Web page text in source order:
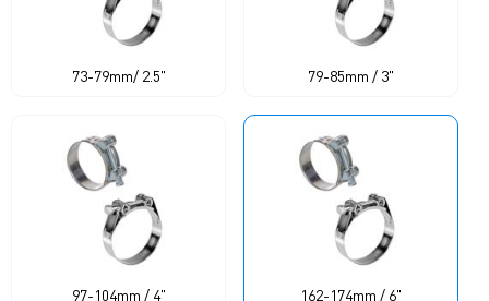
73-79mm/ 2.5" 79-85mm / 3"
97-104mm / 4" 162-174mm / 6"